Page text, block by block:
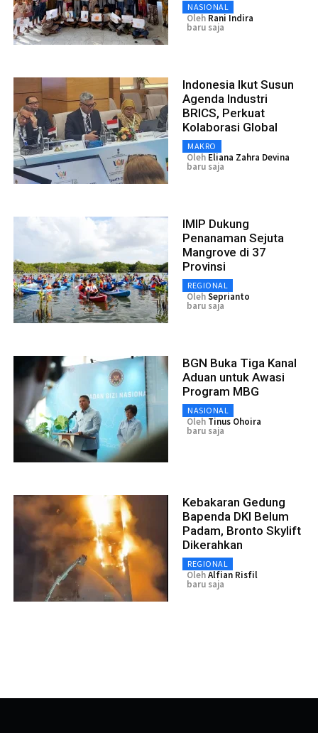
NASIONAL
Oleh Rani Indira
baru saja
Indonesia Ikut Susun
Agenda Industri
BRICS, Perkuat
Kolaborasi Global
MAKRO
Oleh Eliana Zahra Devina
baru saja
IMIP Dukung
Penanaman Sejuta
Mangrove di 37
Provinsi
REGIONAL
OlehSeprianto
baru saja
BGN Buka Tiga Kanal
Aduan untuk Awasi
Program MBG
NASIONAL
Oleh Tinus Ohoira
baru saja
Kebakaran Gedung
Bapenda DKI Belum
Padam, Bronto Skylift
Dikerahkan
REGIONAL
OlehAlfian Risfil
baru saja